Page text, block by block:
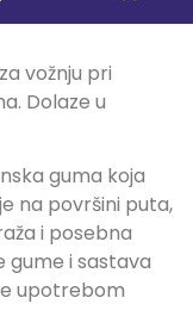
vožnju pri
Dolaze u
guma koja
na površini puta,
i posebna
gume i sastava
upotrebom